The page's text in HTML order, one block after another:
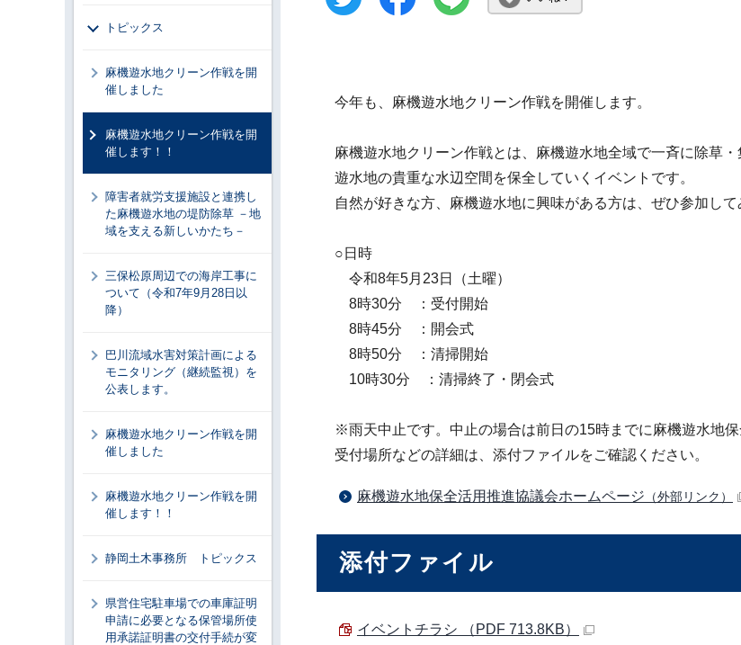
今年も、麻機遊水地クリーン作戦を開催します。
麻機遊水地クリーン作戦とは、麻機遊水地全域で一斉に除草
遊水地の貴重な水辺空間を保全していくイベントです。
自然が好きな方、麻機遊水地に興味がある方は、ぜひ参加して
○日時
令和8年5月23日（土曜）
8時30分 ：受付開始
8時45分 ：開会式
8時50分 ：清掃開始
10時30分 ：清掃終了・閉会式
※雨天中止です。中止の場合は前日の15時までに麻機遊水地
受付場所などの詳細は、添付ファイルをご確認ください。
麻機遊水地保全活用推進協議会ホームページ （外部リンク）
添付ファイル
イベントチラシ （PDF 713.8KB）
トピックス
麻機遊水地クリーン作戦を開
催しました
麻機遊水地クリーン作戦を開
催します！！
障害者就労支援施設と連携し
た麻機遊水地の堤防除草 －地
域を支える新しいかたち－
三保松原周辺での海岸工事に
ついて（令和7年9月28日以
降）
巴川流域水害対策計画による
モニタリング（継続監視）を
公表します。
麻機遊水地クリーン作戦を開
催しました
麻機遊水地クリーン作戦を開
催します！！
静岡土木事務所 トピックス
県営住宅駐車場での車庫証明
申請に必要となる保管場所使
用承諾証明書の交付手続が変